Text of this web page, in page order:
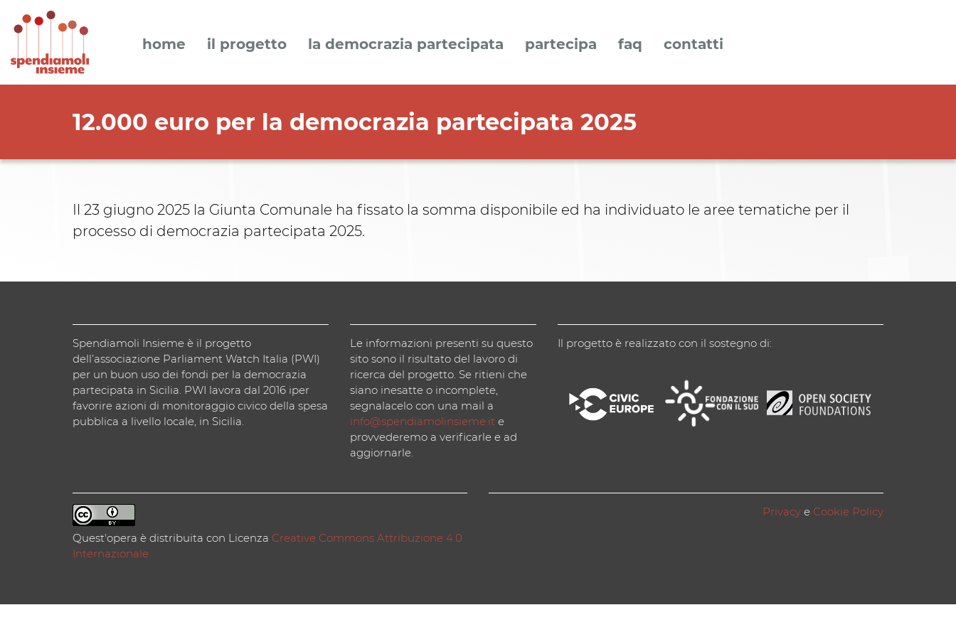
home il progetto la democrazia partecipata partecipa faq contatti
12.000 euro per la democrazia partecipata 2025
Il 23 giugno 2025 la Giunta Comunale ha fissato la somma disponibile ed ha individuato le aree tematiche per il
processo di democrazia partecipata 2025.
Spendiamoli Insieme è il progetto
dell’associazione Parliament Watch Italia (PWI)
per un buon uso dei fondi per la democrazia
partecipata in Sicilia. PWI lavora dal 2016 iper
favorire azioni di monitoraggio civico della spesa
pubblica a livello locale, in Sicilia.
Le informazioni presenti su questo
sito sono il risultato del lavoro di
ricerca del progetto. Se ritieni che
siano inesatte o incomplete,
segnalacelo con una mail a
info@spendiamolinsieme.ite
provvederemo a verificarle e ad
aggiornarle.
Il progetto è realizzato con il sostegno di:
Quest'opera è distribuita con Licenza Creative Commons Attribuzione 4.0
Internazionale
Privacy e Cookie Policy